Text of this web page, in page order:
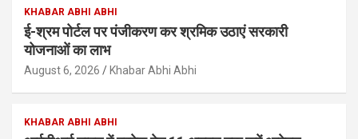
KHABAR ABHI ABHI
ई-श्रम पोर्टल पर पंजीकरण कर श्रमिक उठाएं सरकारी
योजनाओं का लाभ
August 6, 2026 Khabar Abhi Abhi
KHABAR ABHI ABHI